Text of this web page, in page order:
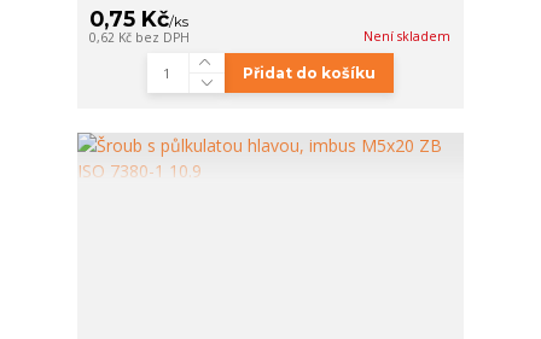
0,75 Kč/ks
0,62 Kč bez DPH Není skladem
Přidat do košíku